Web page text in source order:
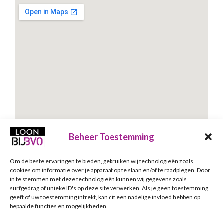
Beheer Toestemming
Om de beste ervaringen te bieden, gebruiken wij technologieën zoals
cookies om informatie over je apparaat op te slaan en/of te raadplegen. Door
in te stemmen met deze technologieën kunnen wij gegevens zoals
surfgedrag of unieke ID's op deze site verwerken. Als je geen toestemming
geeft of uw toestemming intrekt, kan dit een nadelige invloed hebben op
bepaalde functies en mogelijkheden.
Schrijf je in voor onze nieuwsbrief
Nieuwsbrief
E-mailadres*